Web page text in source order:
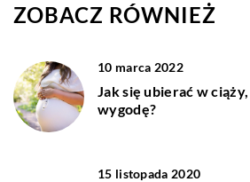
ZOBACZ RÓWNIEŻ
10 marca 2022
Jak się ubierać w
wygodę?
15 listopada 2020